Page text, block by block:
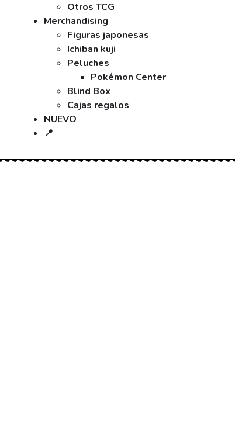
Otros TCG
Merchandising
Figuras japonesas
Ichiban kuji
Peluches
Pokémon Center
Blind Box
Cajas regalos
NUEVO
📍